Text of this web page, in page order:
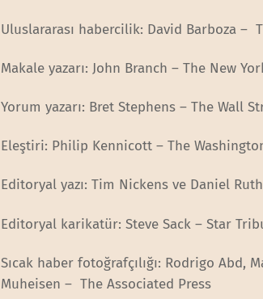
Uluslararası habercilik: David Barboza –
Makale yazarı: John Branch – The New
Yorum yazarı: Bret Stephens – The Wall
Eleştiri: Philip Kennicott – The
Editoryal yazı: Tim Nickens ve Daniel
Editoryal karikatür: Steve Sack – Star
Sıcak haber fotoğrafçılığı: Rodrigo Abd,
Muheisen – The Associated Press